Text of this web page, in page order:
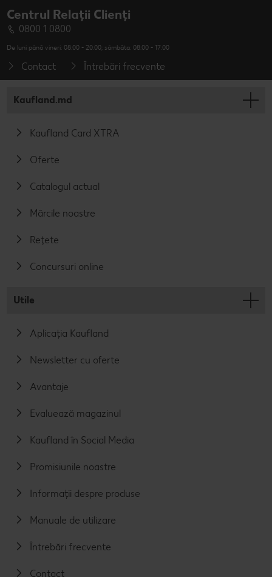
Centrul Relații Clienți
0800 1 0800
De luni până vineri: 08:00 - 20:00; sâmbăta: 08:00 - 17:00
Contact Întrebări frecvente
Kaufland.md
Kaufland Card XTRA
Oferte
Catalogul actual
Mărcile noastre
Rețete
Concursuri online
Utile
Aplicația Kaufland
Newsletter cu oferte
Avantaje
Evaluează magazinul
Kaufland în Social Media
Promisiunile noastre
Informații despre produse
Manuale de utilizare
Întrebări frecvente
Contact